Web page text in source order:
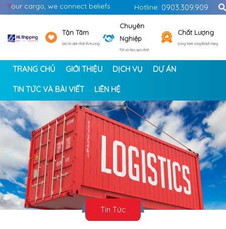
Your cargo, we connect beliefs Hotline: 0903.309.909
Tận Tâm
Giá ổn định nhất thị trường
Chuyên
Nghiệp
Tốt và hiệu quả nhất
Chất Lượng
Đồng hành cùng khách hàng
TRANG CHỦ GIỚI THIỆU DỊCH VỤ DỰ ÁN
TIN TỨC VÀ BÀI VIẾT LIÊN HỆ
< >
Tin Tức